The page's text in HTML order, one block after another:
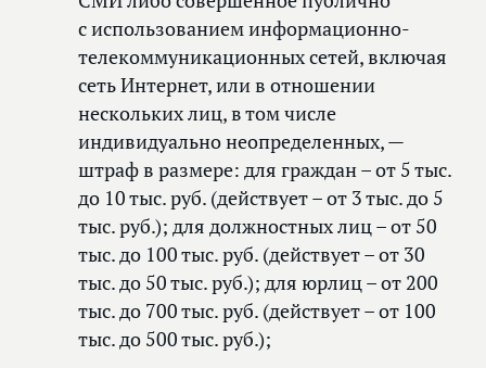
с использованием информационно-
телекоммуникационных сетей, включая
сеть Интернет, или в отношении
нескольких лиц, в том числе
индивидуально неопределенных, —
штраф в размере: для граждан – от 5 тыс.
до 10 тыс. руб. (действует – от 3 тыс. до 5
тыс. руб.); для должностных лиц – от 50
тыс. до 100 тыс. руб. (действует – от 30
тыс. до 50 тыс. руб.); для юрлиц – от 200
тыс. до 700 тыс. руб. (действует – от 100
тыс. до 500 тыс. руб.);